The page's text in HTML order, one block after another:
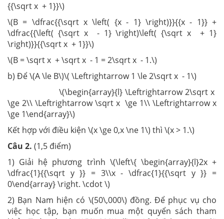
{{\sqrt x + 1}}\)
\(B = \dfrac{{\sqrt x \left( {x - 1} \right)}}{{x - 1}} +
\dfrac{{\left( {\sqrt x - 1} \right)\left( {\sqrt x + 1}
\right)}}{{\sqrt x + 1}}\)
\(B = \sqrt x + \sqrt x - 1 = 2\sqrt x - 1.\)
b) Để \(A \le B\)\( \Leftrightarrow 1 \le 2\sqrt x - 1\)
\(\begin{array}{l} \Leftrightarrow 2\sqrt x
\ge 2\\ \Leftrightarrow \sqrt x \ge 1\\ \Leftrightarrow x
\ge 1\end{array}\)
Kết hợp với điều kiện \(x \ge 0,x \ne 1\) thì \(x > 1.\)
Câu 2. (1,5 điểm)
1) Giải hệ phương trình \(\left\{ \begin{array}{l}2x +
\dfrac{1}{{\sqrt y }} = 3\\x - \dfrac{1}{{\sqrt y }} =
0\end{array} \right. \cdot \)
2) Bạn Nam hiện có \(50\,000\) đồng. Để phục vụ cho
việc học tập, bạn muốn mua một quyển sách tham